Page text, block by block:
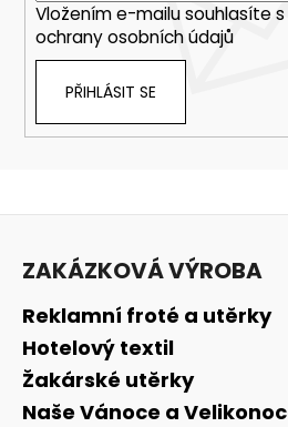
Vložením e-mailu souhlasíte s
ochrany osobních údajů
PŘIHLÁSIT SE
ZAKÁZKOVÁ VÝROBA
Reklamní froté a utěrky
Hotelový textil
Žakárské utěrky
Naše Vánoce a